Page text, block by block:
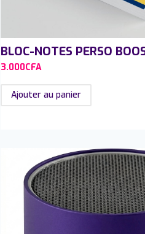
BLOC-NOTES PERSO
3.000CFA
Ajouter au panier